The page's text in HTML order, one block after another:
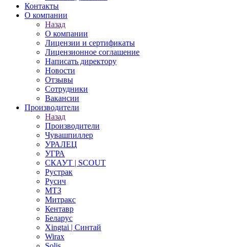
Контакты
О компании
Назад
О компании
Лицензии и сертификаты
Лицензионное соглашение
Написать директору
Новости
Отзывы
Сотрудники
Вакансии
Производители
Назад
Производители
Чувашпиллер
УРАЛЕЦ
УГРА
СКАУТ | SCOUT
Рустрак
Русич
МТЗ
Митракс
Кентавр
Беларус
Xingtai | Синтай
Wirax